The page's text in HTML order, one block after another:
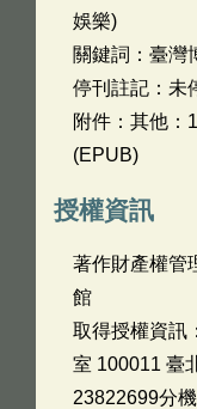
娛樂)
關鍵詞：臺灣
停刊註記：未
附件：其他：
(EPUB)
授權資訊
著作財產權管
館
取得授權資訊
室 100011 臺
23822699分